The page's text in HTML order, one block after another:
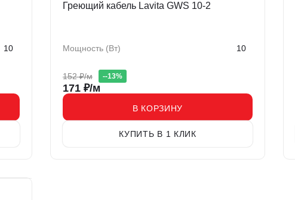
10
Греющий кабель Lavita GWS 10-2
Мощность (Вт) 10
152₽/м --13%
171 ₽/м
В КОРЗИНУ
КУПИТЬ В 1 КЛИК